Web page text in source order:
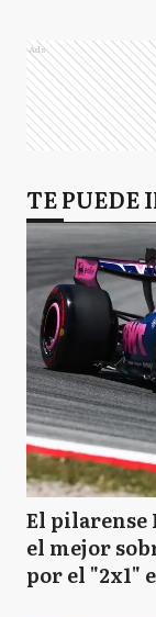
Ads
TE PUEDE
El pilarense
el mejor
por el "2x1"